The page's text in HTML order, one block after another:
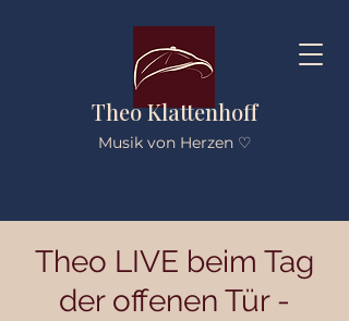
Theo Klattenhoff
Musik von Herzen ♡
Theo LIVE beim Tag
der offenen Tür -